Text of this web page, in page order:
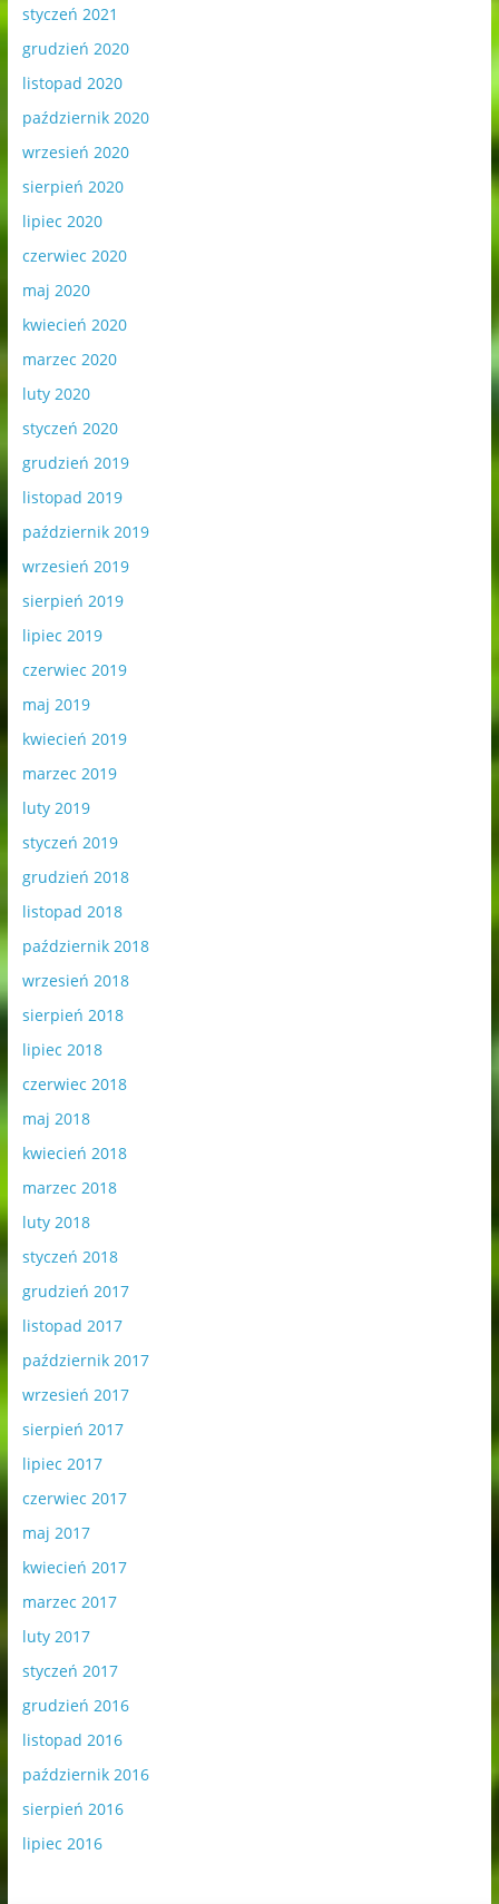
styczeń 2021
grudzień 2020
listopad 2020
październik 2020
wrzesień 2020
sierpień 2020
lipiec 2020
czerwiec 2020
maj 2020
kwiecień 2020
marzec 2020
luty 2020
styczeń 2020
grudzień 2019
listopad 2019
październik 2019
wrzesień 2019
sierpień 2019
lipiec 2019
czerwiec 2019
maj 2019
kwiecień 2019
marzec 2019
luty 2019
styczeń 2019
grudzień 2018
listopad 2018
październik 2018
wrzesień 2018
sierpień 2018
lipiec 2018
czerwiec 2018
maj 2018
kwiecień 2018
marzec 2018
luty 2018
styczeń 2018
grudzień 2017
listopad 2017
październik 2017
wrzesień 2017
sierpień 2017
lipiec 2017
czerwiec 2017
maj 2017
kwiecień 2017
marzec 2017
luty 2017
styczeń 2017
grudzień 2016
listopad 2016
październik 2016
sierpień 2016
lipiec 2016